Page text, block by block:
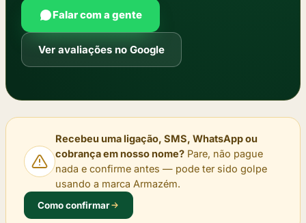
Falar com a gente
Ver avaliações no Google
Recebeu uma ligação, SMS, WhatsApp ou
cobrança em nosso nome? Pare, não pague
nada e confirme antes — pode ter sido golpe
usando a marca Armazém.
Como confirmar